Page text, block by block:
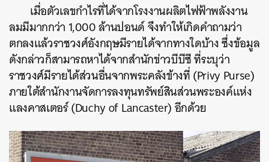
เมื่อตัวเลขกำไรที่ได้จากโรงงานผลิตไฟฟ้าพลังงาน
ลมมีมากกว่า 1,000 ล้านปอนด์ จึงทำให้เกิดคำถามว่า
ตกลงแล้วราชวงศ์อังกฤษมีรายได้จากทางใดบ้าง ซึ่งข้อมูล
ดังกล่าวก็สามารถหาได้จากสำนักข่าวบีบีซี ที่ระบุว่า
ราชวงศ์มีรายได้ส่วนอื่นจากพระคลังข้างที่ (Privy Purse)
ภายใต้สำนักงานจัดการลงทุนทรัพย์สินส่วนพระองค์แห่ง
แลงคาสเตอร์ (Duchy of Lancaster) อีกด้วย